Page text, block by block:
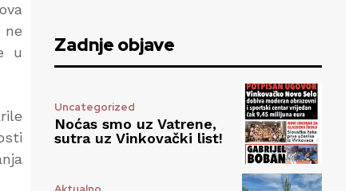
ne
u
Zadnje objave
Uncategorized
Noćas smo uz Vatrene,
sutra uz Vinkovački list!